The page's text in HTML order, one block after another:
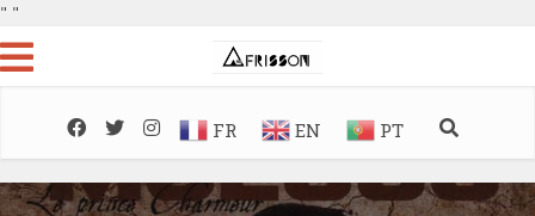
" "
FR EN PT